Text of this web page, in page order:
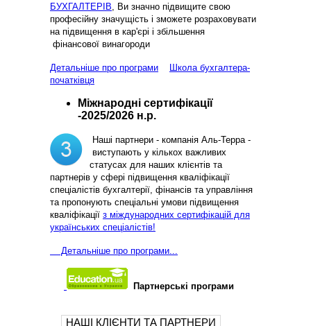
БУХГАЛТЕРІВ , Ви значно підвищите свою
професійну значущість і зможете розраховувати
на підвищення в кар'єрі і збільшення
фінансової винагороди
Детальніше про програми
Школа бухгалтера-
початківця
Міжнародні сертифікації
-2025/2026 н.р.
Наші партнери - компанія Аль-Терра -
виступають у кількох важливих
статусах для наших клієнтів та
партнерів у сфері підвищення кваліфікації
спеціалістів бухгалтерії, фінансів та управління
та пропонують спеціальні умови підвищення
кваліфікації з міждународних сертифікацій для
українських спеціалістів!
Детальніше про програми...
Партнерські програми
НАШІ КЛІЄНТИ ТА ПАРТНЕРИ